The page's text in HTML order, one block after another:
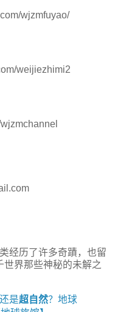
wjzmfuyao/
weijiezhimi2
经历了许多奇蹟，也留
界那些神秘的未解之
是超自然？地球